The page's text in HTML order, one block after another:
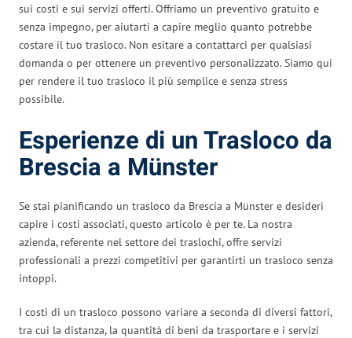
sui costi e sui servizi offerti. Offriamo un preventivo gratuito e
senza impegno, per aiutarti a capire meglio quanto potrebbe
costare il tuo trasloco. Non esitare a contattarci per qualsiasi
domanda o per ottenere un preventivo personalizzato. Siamo qui
per rendere il tuo trasloco il più semplice e senza stress
possibile.
Esperienze di un Trasloco da
Brescia a Münster
Se stai pianificando un trasloco da Brescia a Münster e desideri
capire i costi associati, questo articolo è per te. La nostra
azienda, referente nel settore dei traslochi, offre servizi
professionali a prezzi competitivi per garantirti un trasloco senza
intoppi.
I costi di un trasloco possono variare a seconda di diversi fattori,
tra cui la distanza, la quantità di beni da trasportare e i servizi